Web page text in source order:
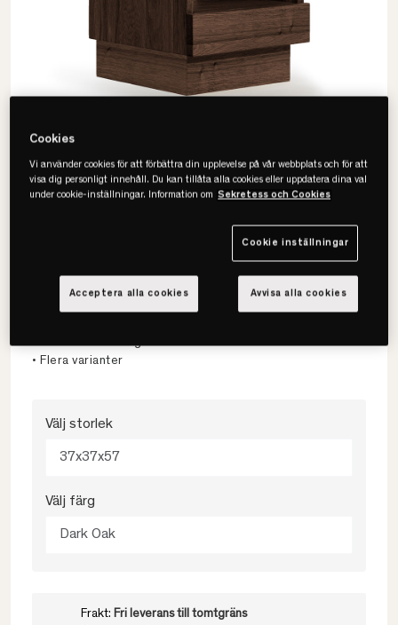
Vira Natur Sängbord
• Praktisk förvaring
• Flera varianter
Välj storlek
37x37x57
Välj färg
Dark Oak
Frakt: Fri leverans till tomtgräns
Cookies
Vi använder cookies för att förbättra din upplevelse på vår webbplats och för att
visa dig personligt innehåll. Du kan tillåta alla cookies eller uppdatera dina val
under cookie-inställningar. Information om Sekretess och Cookies
Cookie inställningar
Avvisa alla cookies
Acceptera alla cookies